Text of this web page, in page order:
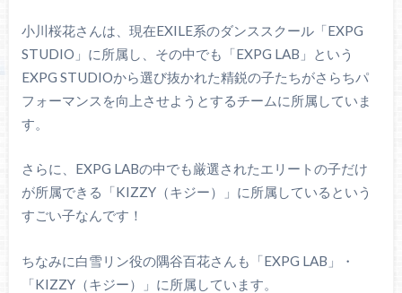
小川桜花さんは、現在EXILE系のダンススクール「EXPG
STUDIO」に所属し、その中でも「EXPG LAB」という
EXPG STUDIOから選び抜かれた精鋭の子たちがさらちパ
フォーマンスを向上させようとするチームに所属していま
す。
さらに、EXPG LABの中でも厳選されたエリートの子だけ
が所属できる「KIZZY（キジー）」に所属しているという
すごい子なんです！
ちなみに白雪リン役の隅谷百花さんも「EXPG LAB」・
「KIZZY（キジー）」に所属しています。